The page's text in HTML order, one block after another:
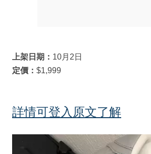
上架日期： 10月2日
定價： $1,999
詳情可登入原文了解